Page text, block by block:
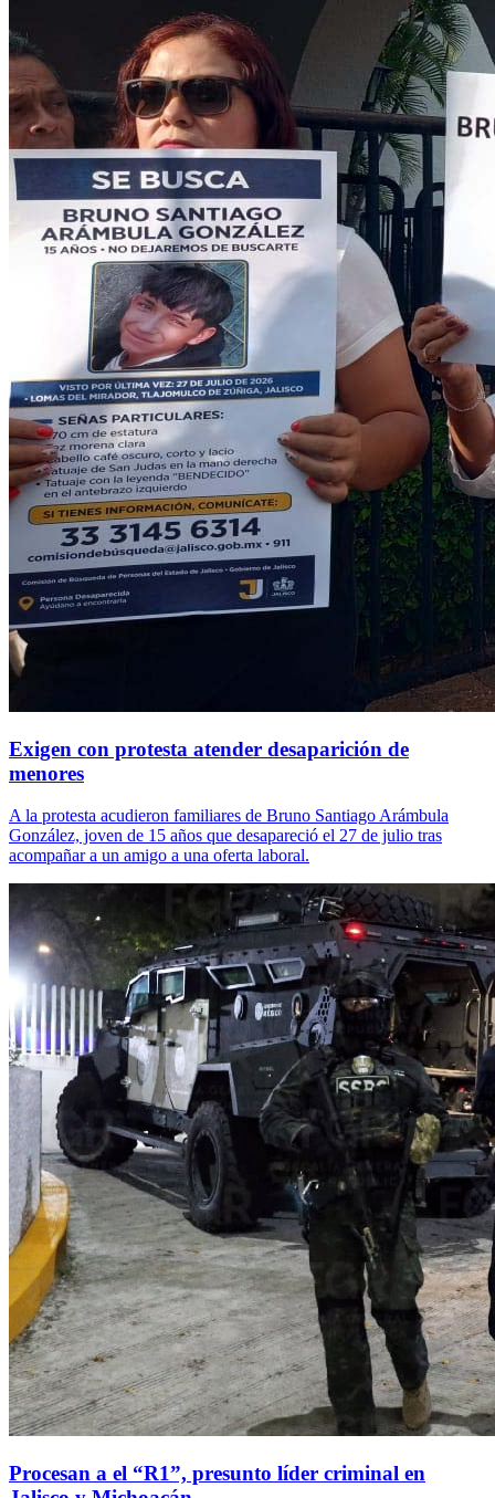
Exigen con protesta atender desaparición de
menores
A la protesta acudieron familiares de Bruno Santiago Arámbula
González, joven de 15 años que desapareció el 27 de julio tras
acompañar a un amigo a una oferta laboral.
Procesan a el “R1”, presunto líder criminal en